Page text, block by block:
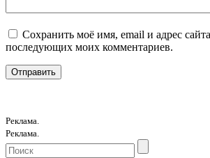
Сохранить моё имя, email и адрес
последующих моих комментариев.
Реклама.
Реклама.